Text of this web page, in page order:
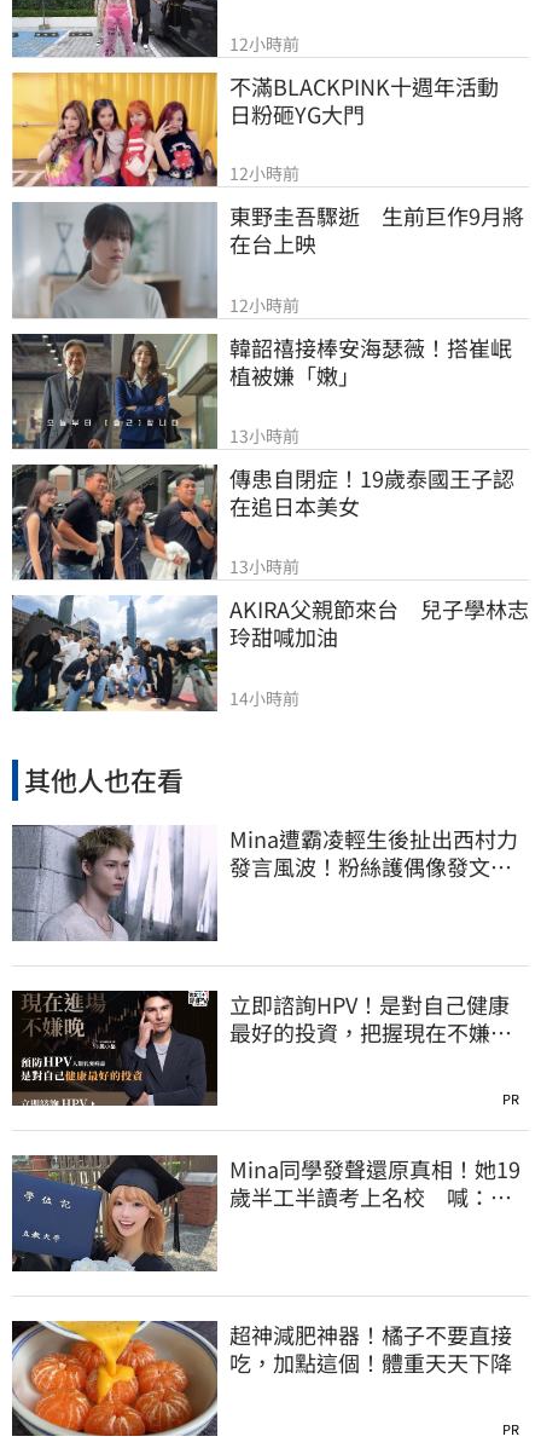
12小時前
不滿BLACKPINK十週年活動
日粉砸YG大門
12小時前
東野圭吾驟逝　生前巨作9月將
在台上映
12小時前
韓韶禧接棒安海瑟薇！搭崔岷
植被嫌「嫩」
13小時前
傳患自閉症！19歲泰國王子認
在追日本美女
13小時前
AKIRA父親節來台　兒子學林志
玲甜喊加油
14小時前
其他人也在看
Mina遭霸凌輕生後扯出西村力
發言風波！粉絲護偶像發文：
立即諮詢HPV！是對自己健康
最好的投資，把握現在不嫌
PR
Mina同學發聲還原真相！她19
歲半工半讀考上名校 喊：不
超神減肥神器！橘子不要直接
吃，加點這個！體重天天下降
PR